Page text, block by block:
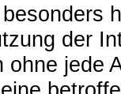
der
jede